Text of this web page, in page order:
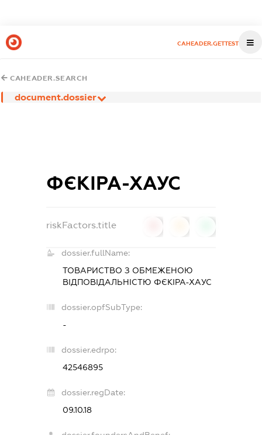
CAHEADER.GETTEST
CAHEADER.SEARCH
document.dossier
ФЄКІРА-ХАУС
riskFactors.title
dossier.fullName:
ТОВАРИСТВО З ОБМЕЖЕНОЮ
ВІДПОВІДАЛЬНІСТЮ ФЄКІРА-ХАУС
dossier.opfSubType:
-
dossier.edrpo:
42546895
dossier.regDate:
09.10.18